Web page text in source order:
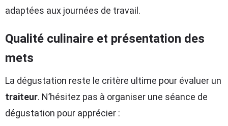
adaptées aux journées de travail.
Qualité culinaire et présentation des
mets
La dégustation reste le critère ultime pour évaluer un
traiteur. N’hésitez pas à organiser une séance de
dégustation pour apprécier :